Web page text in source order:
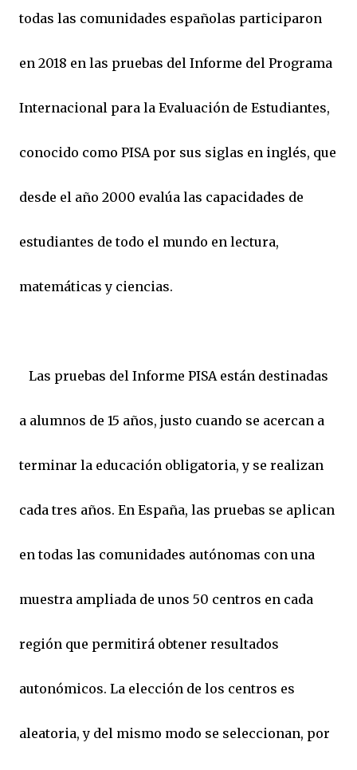
todas las comunidades españolas participaron
en 2018 en las pruebas del Informe del Programa
Internacional para la Evaluación de Estudiantes,
conocido como PISA por sus siglas en inglés, que
desde el año 2000 evalúa las capacidades de
estudiantes de todo el mundo en lectura,
matemáticas y ciencias.
Las pruebas del Informe PISA están destinadas
a alumnos de 15 años, justo cuando se acercan a
terminar la educación obligatoria, y se realizan
cada tres años. En España, las pruebas se aplican
en todas las comunidades autónomas con una
muestra ampliada de unos 50 centros en cada
región que permitirá obtener resultados
autonómicos. La elección de los centros es
aleatoria, y del mismo modo se seleccionan, por